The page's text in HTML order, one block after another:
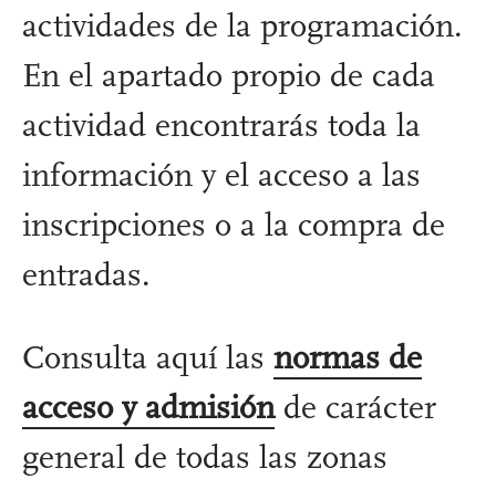
actividades de la programación.
En el apartado propio de cada
actividad encontrarás toda la
información y el acceso a las
inscripciones o a la compra de
entradas.
Consulta aquí las normas de
acceso y admisiónde carácter
general de todas las zonas